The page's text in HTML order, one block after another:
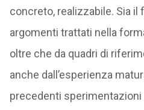
concreto, realizzabile. Sia il
argomenti trattati nella
oltre che da quadri di
anche dall’esperienza
precedenti sperimentazioni